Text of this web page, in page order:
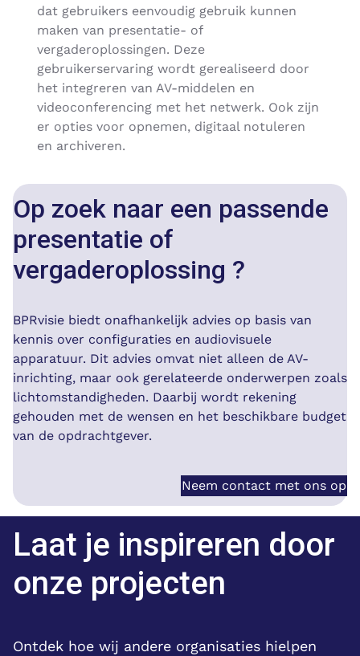
dat gebruikers eenvoudig gebruik kunnen
maken van presentatie- of
vergaderoplossingen. Deze
gebruikerservaring wordt gerealiseerd door
het integreren van AV-middelen en
videoconferencing met het netwerk. Ook zijn
er opties voor opnemen, digitaal notuleren
en archiveren.
Op zoek naar een passende
presentatie of
vergaderoplossing ?
BPRvisie biedt onafhankelijk advies op basis van
kennis over configuraties en audiovisuele
apparatuur. Dit advies omvat niet alleen de AV-
inrichting, maar ook gerelateerde onderwerpen zoals
lichtomstandigheden. Daarbij wordt rekening
gehouden met de wensen en het beschikbare budget
van de opdrachtgever.
Neem contact met ons op
Laat je inspireren door
onze projecten
Ontdek hoe wij andere organisaties hielpen